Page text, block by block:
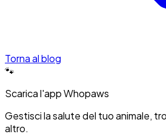
Torna al blog
🐾
Scarica l'app Whopaws
Gestisci la salute del tuo animale,
altro.